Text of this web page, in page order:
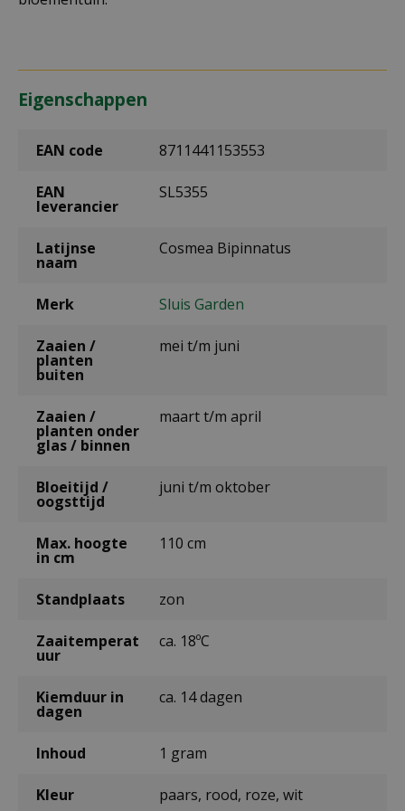
Eigenschappen
EAN code 8711441153553
EAN
leverancier
SL5355
Latijnse
naam
Cosmea Bipinnatus
Merk Sluis Garden
Zaaien /
planten
buiten
mei t/m juni
Zaaien /
planten onder
glas / binnen
maart t/m april
Bloeitijd /
oogsttijd
juni t/m oktober
Max. hoogte
in cm
110 cm
Standplaats zon
Zaaitemperat
uur
ca. 18ºC
Kiemduur in
dagen
ca. 14 dagen
Inhoud 1 gram
Kleur paars, rood, roze, wit